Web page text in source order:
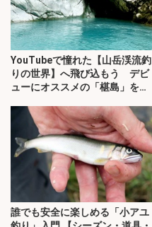
YouTubeで憧れた【山岳渓流釣
りの世界】へ飛び込もう デビ
ューにオススメの「椹島」を紹
誰でも安全に楽しめる「小アユ